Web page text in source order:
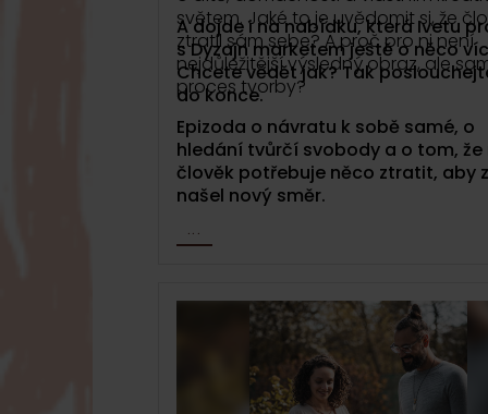
světem. Jaké to je uvědomit si, že
ztratil sám sebe? A proč pro ni není
nejdůležitější výsledný obraz, ale
proces tvorby?
A dojde i na nabídku, která Ivetu
s Dyzajn marketem ještě o něco
Chcete vědět jak? Tak
do konce.
Epizoda o návratu k sobě samé, o
hledání tvůrčí svobody a o tom, že
člověk potřebuje něco ztratit, aby
našel nový směr.
...